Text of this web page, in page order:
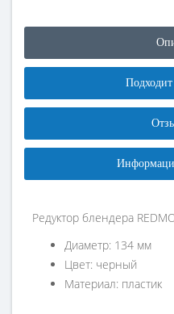
Редуктор блендера
Диаметр: 134 мм
Цвет: черный
Материал: пластик